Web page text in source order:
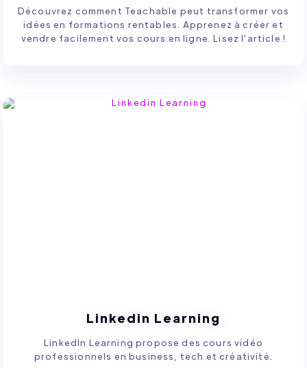
Découvrez comment Teachable peut transformer vos
idées en formations rentables. Apprenez à créer et
vendre facilement vos cours en ligne. Lisez l'article !
Linkedin Learning
LinkedIn Learning propose des cours vidéo
professionnels en business, tech et créativité.